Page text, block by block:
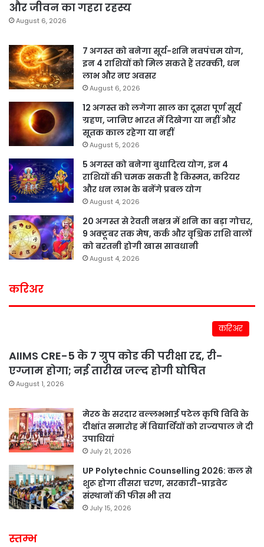
और जीवन का गहरा रहस्य
August 6, 2026
7 अगस्त को बनेगा सूर्य-शनि नवपंचम योग,
इन 4 राशियों को मिल सकते हैं तरक्की, धन
लाभ और नए अवसर
August 6, 2026
12 अगस्त को लगेगा साल का दूसरा पूर्ण सूर्य
ग्रहण, जानिए भारत में दिखेगा या नहीं और
सूतक काल रहेगा या नहीं
August 5, 2026
5 अगस्त को बनेगा बुधादित्य योग, इन 4
राशियों की चमक सकती है किस्मत, करियर
और धन लाभ के बनेंगे प्रबल योग
August 4, 2026
20 अगस्त से रेवती नक्षत्र में शनि का बड़ा गोचर,
9 अक्टूबर तक मेष, कर्क और वृश्चिक राशि वालों
को बरतनी होगी खास सावधानी
August 4, 2026
करिअर
करिअर
AIIMS CRE-5 के 7 ग्रुप कोड की परीक्षा रद्द, री-
एग्जाम होगा; नई तारीख जल्द होगी घोषित
August 1, 2026
मेरठ के सरदार वल्लभभाई पटेल कृषि विवि के
दीक्षांत समारोह में विद्यार्थियों को राज्यपाल ने दी
उपाधियां
July 21, 2026
UP Polytechnic Counselling 2026: कल से
शुरू होगा तीसरा चरण, सरकारी-प्राइवेट
संस्थानों की फीस भी तय
July 15, 2026
स्तम्भ